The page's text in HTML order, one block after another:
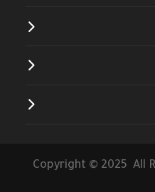
Copyright © 2025 All